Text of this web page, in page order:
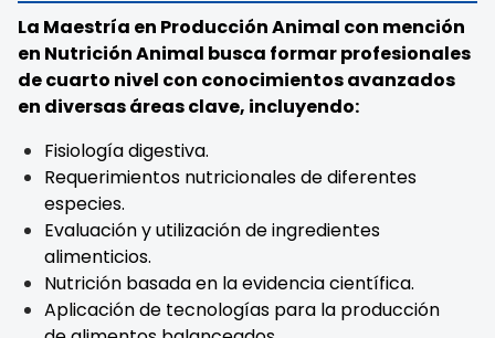
La Maestría en Producción Animal con mención
en Nutrición Animal busca formar profesionales
de cuarto nivel con conocimientos avanzados
en diversas áreas clave, incluyendo:
Fisiología digestiva.
Requerimientos nutricionales de diferentes
especies.
Evaluación y utilización de ingredientes
alimenticios.
Nutrición basada en la evidencia científica.
Aplicación de tecnologías para la producción